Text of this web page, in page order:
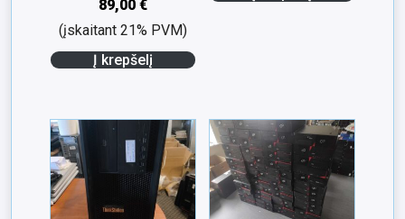
89,00€
(įskaitant 21% PVM)
Į krepšelį